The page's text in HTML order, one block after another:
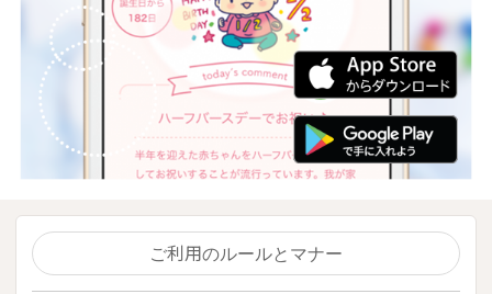
ご利用のルールとマナー